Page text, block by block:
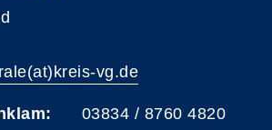
vg.de
03834 / 8760 4820